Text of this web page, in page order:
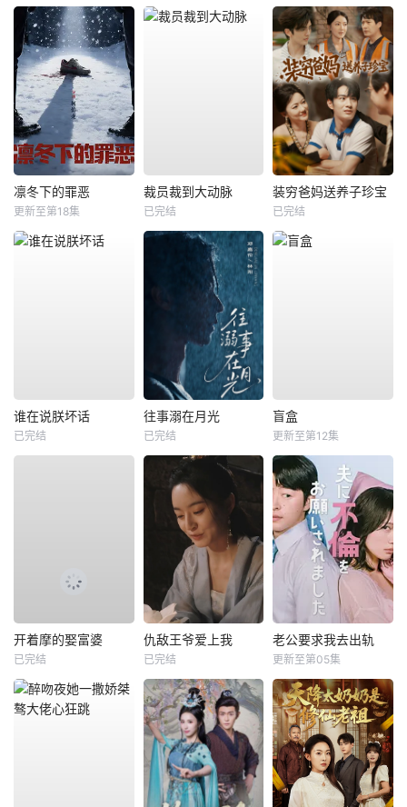
凛冬下的罪恶
更新至第18集
裁员裁到大动脉
已完结
装穷爸妈送养子珍宝
已完结
谁在说朕坏话
已完结
往事溺在月光
已完结
盲盒
更新至第12集
开着摩的娶富婆
已完结
仇敌王爷爱上我
已完结
老公要求我去出轨
更新至第05集